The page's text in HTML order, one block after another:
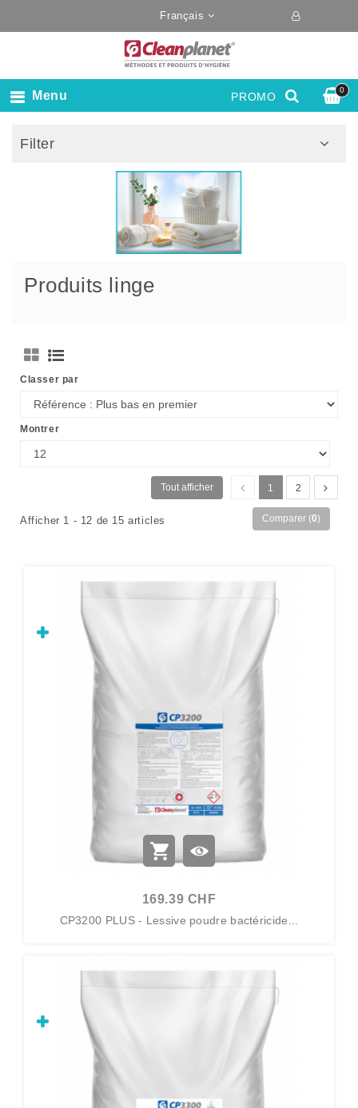
Français
Menu 0
PROMO
Filter
Produits linge
Classer par
Montrer
Tout afficher 1 2
Afficher 1 - 12 de 15 articles Comparer (0)
169.39 CHF
CP3200 PLUS - Lessive poudre bactéricide...